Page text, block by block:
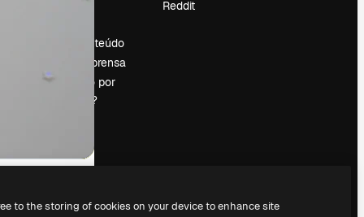
Vender conteúdo
Sala de imprensa
Procurando por
magnific.ai?
Reddit
to the storing of cookies on your device to enhance site